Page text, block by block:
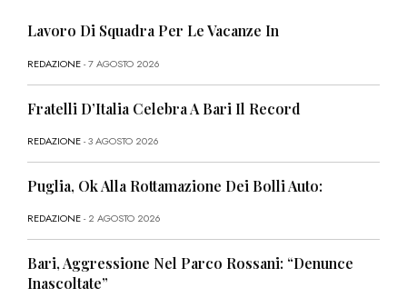
Lavoro Di Squadra Per Le Vacanze In
REDAZIONE- 7 AGOSTO 2026
Fratelli D’Italia Celebra A Bari Il Record
REDAZIONE- 3 AGOSTO 2026
Puglia, Ok Alla Rottamazione Dei Bolli Auto:
REDAZIONE- 2 AGOSTO 2026
Bari, Aggressione Nel Parco Rossani: “Denunce
Inascoltate”